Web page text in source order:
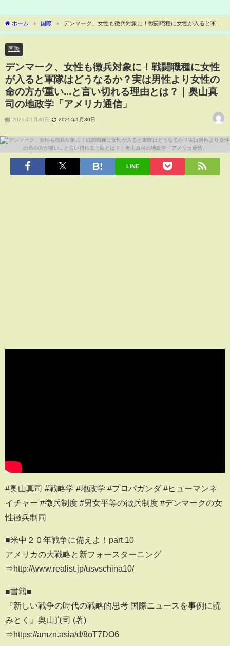
ホーム 国際
デンマーク、女性も徴兵対象に！戦闘職種に女性が入ると軍隊
はどうなるか？実は男性より女性の命の方が重い...と言い切れる理由とは？｜奥山真司
国際
デンマーク、女性も徴兵対象に！戦闘職種に女性
が入ると軍隊はどうなるか？実は男性より女性の
命の方が重い...と言い切れる理由とは？｜奥山真
司の地政学「アメリカ通信」
2025年1月30日 2025年1月30日
LINE
#奥山真司 #戦略学 #地政学 #プロパガンダ #ヒューマンネ
イチャー #徴兵制度 #男女平等の徴兵制度 #デンマークの女
性徴兵制同
■米中２０年戦争に備えよ！part.10
アメリカの大戦略と新フォースターニング
⇒http://www.realist.jp/usvschina10/
■書籍■
『新しい戦争の時代の戦略的思考 国際ニュースを事例に読
みとく』奥山真司 (著)
⇒https://amzn.asia/d/8oT7DO6